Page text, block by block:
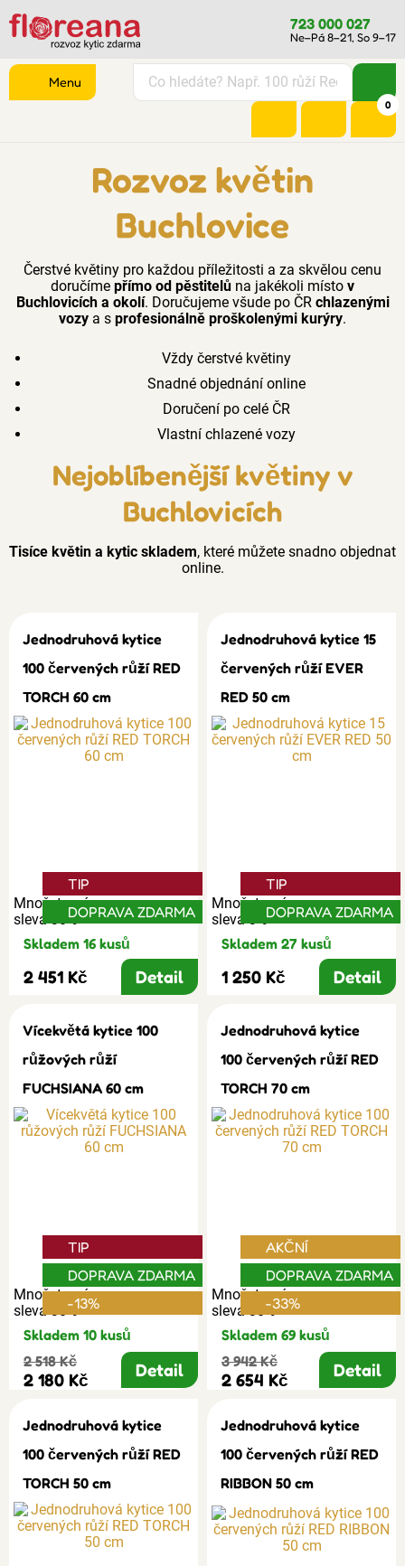
723 000 027
Ne–Pá 8–21, So 9–17
0
Menu
Rozvoz květin
Buchlovice
Čerstvé květiny pro každou příležitosti a za skvělou cenu
doručíme přímo od pěstitelů na jakékoli místo v
Buchlovicích a okolí. Doručujeme všude po ČR chlazenými
vozy a s profesionálně proškolenými kurýry.
Vždy čerstvé květiny
Snadné objednání online
Doručení po celé ČR
Vlastní chlazené vozy
Nejoblíbenější květiny v
Buchlovicích
Tisíce květin a kytic skladem, které můžete snadno objednat
online.
Jednodruhová kytice
100 červených růží RED
TORCH 60 cm
Množstevní
sleva 30%
TIP
DOPRAVA ZDARMA
Skladem 16 kusů
2 451 Kč Detail
Jednodruhová kytice 15
červených růží EVER
RED 50 cm
Množstevní
sleva 3%
TIP
DOPRAVA ZDARMA
Skladem 27 kusů
1 250 Kč Detail
Vícekvětá kytice 100
růžových růží
FUCHSIANA 60 cm
Množstevní
sleva 30%
TIP
DOPRAVA ZDARMA
-13%
Skladem 10 kusů
2 518 Kč
2 180 Kč Detail
Jednodruhová kytice
100 červených růží RED
TORCH 70 cm
Množstevní
sleva 30%
AKČNÍ
DOPRAVA ZDARMA
-33%
Skladem 69 kusů
3 942 Kč
2 654 Kč Detail
Jednodruhová kytice
100 červených růží RED
TORCH 50 cm
Jednodruhová kytice
100 červených růží RED
RIBBON 50 cm